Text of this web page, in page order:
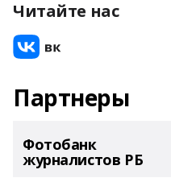
Читайте нас
Партнеры
Фотобанк
журналистов РБ